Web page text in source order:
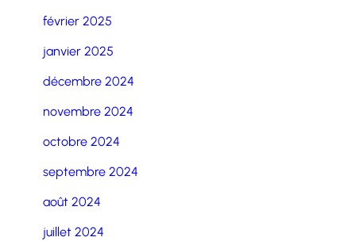
février 2025
janvier 2025
décembre 2024
novembre 2024
octobre 2024
septembre 2024
août 2024
juillet 2024